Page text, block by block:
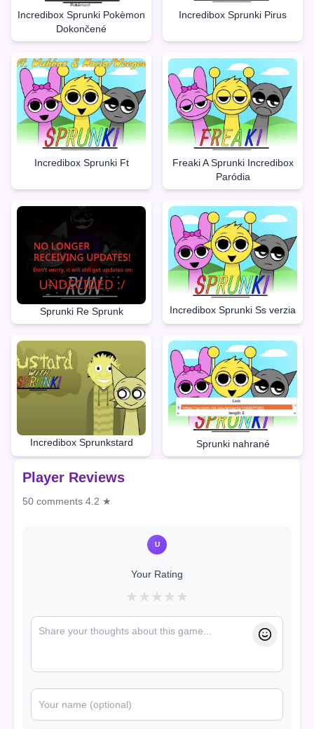
Incredibox Sprunki Pokèmon
Dokončené
Incredibox Sprunki Pirus
Incredibox Sprunki Ft
Freaki A Sprunki Incredibox
Paródia
Sprunki Re Sprunk Incredibox Sprunki Ss verzia
Incredibox Sprunkstard Sprunki nahrané
Player Reviews
50 comments 4.2 ★
U
Your Rating
★ ★ ★ ★ ★